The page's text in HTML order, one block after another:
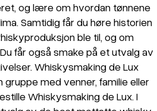
og lære om hvordan tønnene
Samtidig får du høre historien
ble til, og om
får også smake på et utvalg av
Whiskysmaking de Lux
gruppe med venner, familie eller
Whiskysmaking de Lux. I